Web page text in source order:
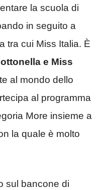
la scuola di
in seguito a
tra cui Miss Italia. È
e Miss
al mondo dello
al programma
More insieme a
la quale è molto
sul bancone di